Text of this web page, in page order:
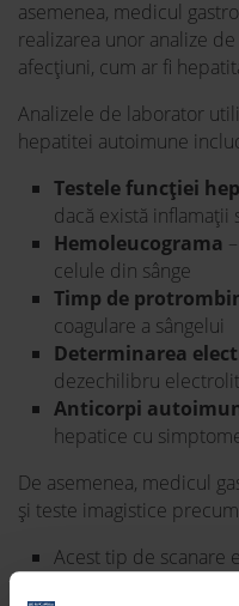
asemenea, medicul
realizarea unor analize
afecțiuni, cum ar fi
Analizele de laborator
hepatitei autoimune
Testele funcției
dacă există inflamații
Hemoleucograma
celule din sânge
Timp de
coagulare a sângelui
Determinarea
dezechilibru
Anticorpi
hepatice cu
De asemenea, medicul
și teste imagistice
Acest tip de scanare
radiografie